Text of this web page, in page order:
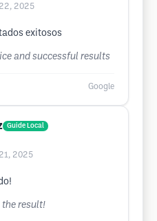
2025
exitosos
and successful results
Google
Guide Local
2025
result!